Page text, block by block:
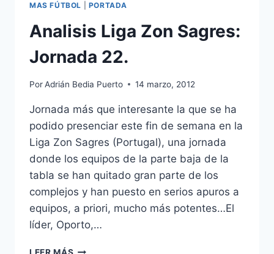
MAS FÚTBOL PORTADA
Analisis Liga Zon Sagres:
Jornada 22.
PorAdrián Bedia Puerto 14 marzo, 2012
Jornada más que interesante la que se ha
podido presenciar este fin de semana en la
Liga Zon Sagres (Portugal), una jornada
donde los equipos de la parte baja de la
tabla se han quitado gran parte de los
complejos y han puesto en serios apuros a
equipos, a priori, mucho más potentes…El
líder, Oporto,…
ANALISIS